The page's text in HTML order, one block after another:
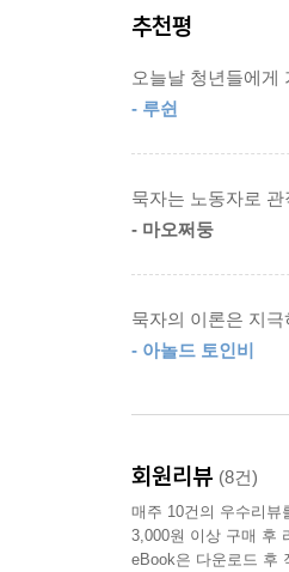
(攻)’이라 칭했는
목적이었으므로 공
그것이 사회에 어
성을 공격해 오는
있다.
전통 있는 ‘을유사
단단하고 아름다
을유문화사는 앞
만큼 단단하고 아
추천평
오늘날 청년들에게
- 루쉰
묵자는 노동자로
- 마오쩌둥
묵자의 이론은 지
- 아놀드 토인비
회원리뷰 (8건)
매주 10건의 우수리뷰
3,000원 이상 구매 후
eBook은 다운로드 후